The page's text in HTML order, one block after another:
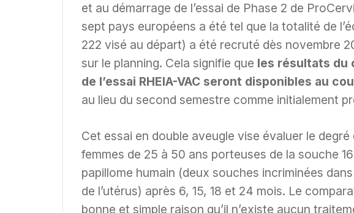
et au démarrage de l’essai de Phase 2 de
sept pays européens a été tel que la totalité de
222 visé au départ) a été recruté dès novembre
sur le planning. Cela signifie que les résultats du
de l’essai RHEIA-VAC seront disponibles au
au lieu du second semestre comme initialement
Cet essai en double aveugle vise évaluer le degré
femmes de 25 à 50 ans porteuses de la souche
papillome humain (deux souches incriminées
de l’utérus) après 6, 15, 18 et 24 mois. Le
bonne et simple raison qu’il n’existe aucun